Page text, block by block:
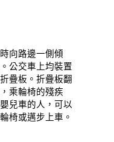
向路邊一側傾
公交車上均裝置
疊板。折疊板翻
乘輪椅的殘疾
兒車的人，可以
椅或邁步上車。